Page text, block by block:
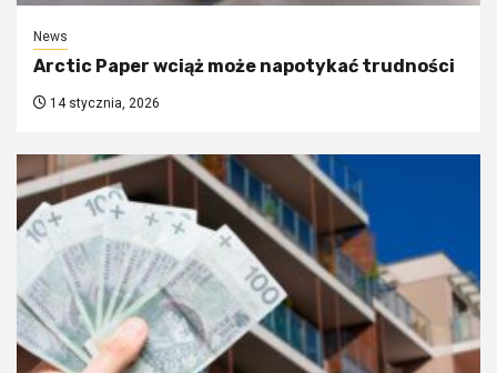
News
Arctic Paper wciąż może napotykać trudności
14 stycznia, 2026